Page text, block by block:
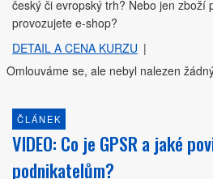
český či evropský trh? Nebo jen zboží
provozujete e-shop?
DETAIL A CENA KURZU |
Omlouváme se, ale nebyl nalezen
ČLÁNEK
VIDEO: Co je GPSR a jaké
podnikatelům?